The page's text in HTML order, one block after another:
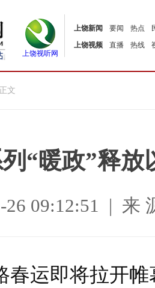
上饶视听网
上饶新闻 要闻 热点
上饶视频
直播 热线
文
“暖政”释放
26 09:12:51 | 来
春运即将拉开